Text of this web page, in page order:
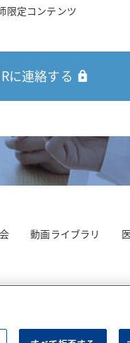
限定コンテンツ
に連絡する
動画ライブラリ
会員規約 サイトマップ